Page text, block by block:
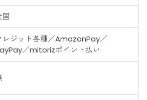
国
レジット各種／AmazonPay／
／mitorizポイント払い